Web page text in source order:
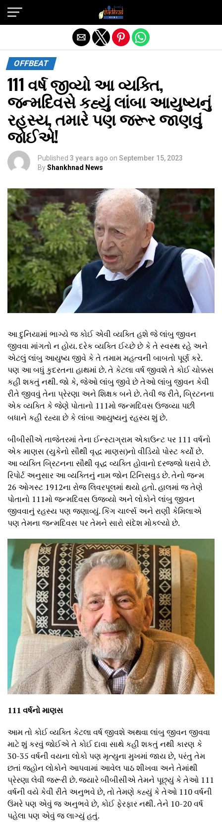
OFFBEAT
111 વર્ષ જીવ્યો આ વ્યક્તિ,
જન્મદિવસે કહ્યું લાંબા આયુષ્યનું
રહસ્ય, તમારે પણ જરૂર જાણવું
જોઈએ!
Published 3 years ago on September 15, 2023
ByShankhnad News
આ દુનિયામાં ભાગ્યે જ કોઈ એવી વ્યક્તિ હશે જે લાંબુ જીવન
જીવવા માંગતો ન હોય. દરેક વ્યક્તિ ઈચ્છે છે કે તે સ્વસ્થ રહે અને
એટલું લાંબુ આયુષ્ય જીવે કે તે તમામ મહત્વની બાબતો પૂર્ણ કરે.
પણ આ બધું કુદરતના હાથમાં છે. તે કેટલા વર્ષ જીવશે તે કોઈ ચોક્કસ
કહી શકતું નથી. જો કે, જેઓ લાંબુ જીવે છે તેઓ લાંબુ જીવન કેવી
રીતે જીવવું તેના પ્રેરણા અને શિક્ષક બને છે. તેવી જ રીતે, બ્રિટનના
એક વ્યક્તિ કે જેણે પોતાનો 111મો જન્મદિવસ ઉજવ્યા પછી
બધાને કહી રહ્યા છે કે લાંબા આયુષ્યનું રહસ્ય શું છે.
બીબીસીએ તાજેતરમાં તેના ઈન્સ્ટાગ્રામ એકાઉન્ટ પર 111 વર્ષનો
એક માણસ (યુકેનો સૌથી વૃદ્ધ માણસ)નો વીડિયો પોસ્ટ કર્યો છે.
આ વ્યક્તિ બ્રિટનના સૌથી વૃદ્ધ વ્યક્તિ હોવાનો દરજ્જો ધરાવે છે.
રિપોર્ટ અનુસાર આ વ્યક્તિનું નામ જોન ટિનિસવુડ છે. તેનો જન્મ
26 ઓગસ્ટ 1912ના રોજ લિવરપૂલમાં થયો હતો. હાલમાં જ તેણે
પોતાનો 111મો જન્મદિવસ ઉજવ્યો અને લોકોને લાંબુ જીવન
જીવવાનું રહસ્ય પણ જણાવ્યું. કિંગ ચાર્લ્સ અને રાણી કેમિલાએ
પણ તેમના જન્મદિવસ પર તેમને સારો સંદેશ મોકલ્યો છે.
111 વર્ષનો માણસ
આમ તો કોઈ વ્યક્તિ કેટલા વર્ષ જીવશે અથવા લાંબુ જીવન જીવવા
માટે શું કરવું જોઈએ તે કોઈ દાવા સાથે કહી શકતું નથી કારણ કે
30-35 વર્ષની વયના લોકો પણ મૃત્યુના મુખમાં જાય છે, પરંતુ તેમ
છતાં જ્હોન લોકોને આપવામાં આવેલ પાઠ શીખવા અને તેમાંથી
પ્રેરણા લેવી જરૂરી છે. જ્યારે બીબીસીએ તેમને પૂછ્યું કે તેઓ 111
વર્ષની વયે કેવી રીતે અનુભવે છે, તો તેમણે કહ્યું કે તેઓ 110 વર્ષની
ઉંમરે પણ એવું જ અનુભવે છે, કોઈ ફેરફાર નથી. તેને 10-20 વર્ષ
પહેલા પણ એવું જ લાગ્યું હતું.
Exit mobile version